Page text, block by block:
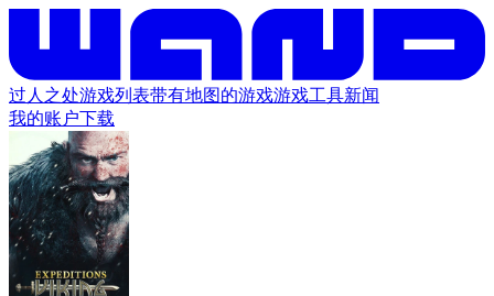
过人之处游戏列表带有地图的游戏游戏工具新闻
我的账户下载